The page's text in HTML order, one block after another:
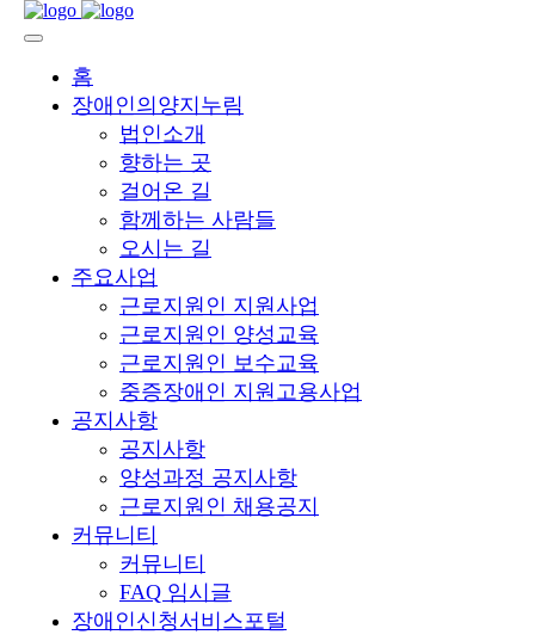
홈
장애인의양지누림
법인소개
향하는 곳
걸어온 길
함께하는 사람들
오시는 길
주요사업
근로지원인 지원사업
근로지원인 양성교육
근로지원인 보수교육
중증장애인 지원고용사업
공지사항
공지사항
양성과정 공지사항
근로지원인 채용공지
커뮤니티
커뮤니티
FAQ 임시글
장애인신청서비스포털